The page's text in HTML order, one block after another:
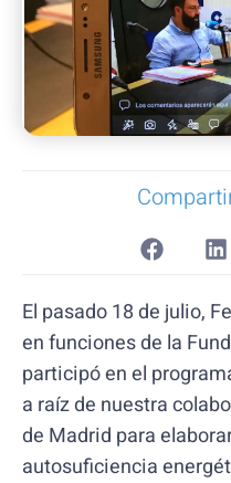
El pasado 18 de julio,
en funciones de la
participó en el
a raíz de nuestra
de Madrid para
autosuficiencia